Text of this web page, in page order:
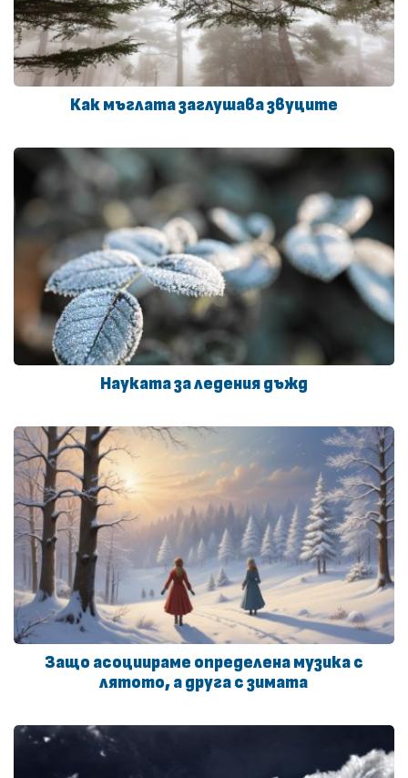
Как мъглата заглушава звуците
Науката за ледения дъжд
Защо асоциираме определена музика с
лятото, а друга с зимата